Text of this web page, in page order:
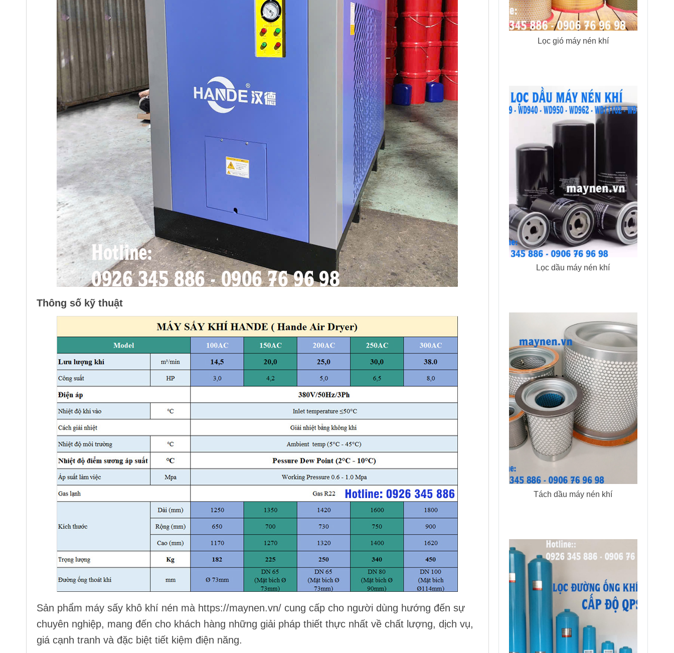
Thông số kỹ thuật
Sản phẩm máy sấy khô khí nén mà https://maynen.vn/ cung cấp cho người dùng hướng đến sự
chuyên nghiệp, mang đến cho khách hàng những giải pháp thiết thực nhất về chất lượng, dịch vụ,
giá cạnh tranh và đặc biệt tiết kiệm điện năng.
Lọc gió máy nén khí
Lọc dầu máy nén khí
Tách dầu máy nén khí